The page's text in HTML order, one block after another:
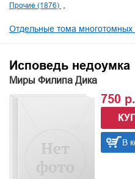
Прочие (1876)
Отдельные тома многотомных
Исповедь недоумка
Миры Филипа Дика
750 р.
В